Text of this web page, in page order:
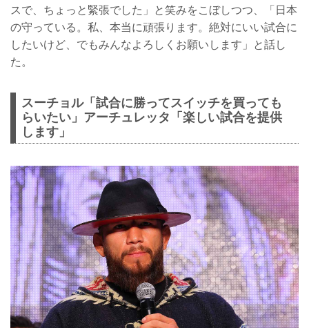
スで、ちょっと緊張でした」と笑みをこぼしつつ、「日本
の守っている。私、本当に頑張ります。絶対にいい試合に
したいけど、でもみんなよろしくお願いします」と話し
た。
スーチョル「試合に勝ってスイッチを買っても
らいたい」アーチュレッタ「楽しい試合を提供
します」